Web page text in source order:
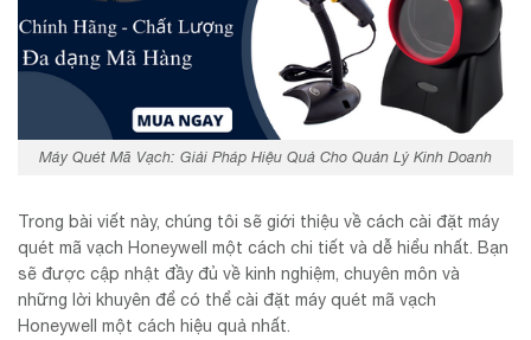
Máy Quét Mã Vạch: Giải Pháp Hiệu Quả Cho Quản Lý Kinh Doanh
Trong bài viết này, chúng tôi sẽ giới thiệu về cách cài đặt máy
quét mã vạch Honeywell một cách chi tiết và dễ hiểu nhất. Bạn
sẽ được cập nhật đầy đủ về kinh nghiệm, chuyên môn và
những lời khuyên để có thể cài đặt máy quét mã vạch
Honeywell một cách hiệu quả nhất.